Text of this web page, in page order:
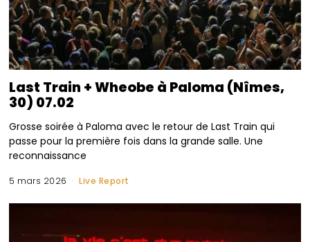
Last Train + Wheobe à Paloma (Nîmes,
30) 07.02
Grosse soirée à Paloma avec le retour de Last Train qui
passe pour la première fois dans la grande salle. Une
reconnaissance
5 mars 2026 Live Report